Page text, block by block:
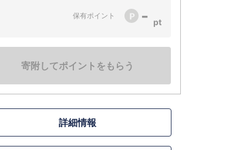
保有ポイント -
寄附してポイントをもらう
詳細情報